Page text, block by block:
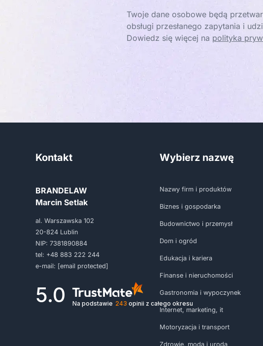
Twoje dane osobowe będą
obsługi przesłanego zapytania i
Dowiedz się więcej na polityka
Kontakt
BRANDELAW
Marcin Setlak
al. Warszawska 102
20-824 Lublin
NIP: 7381890884
tel: +48 883 222 244
e-mail: [email protected]
5.0 Na podstawie 243 opinii z całego okresu
Wybierz nazwę
Nazwy firm i produktów
Biznes i gospodarka
Budownictwo i przemysł
Dom i ogród
Edukacja i kariera
Finanse i nieruchomości
Gastronomia i wypoczynek
Internet, marketing, it
Motoryzacja i transport
Zdrowie, moda i uroda